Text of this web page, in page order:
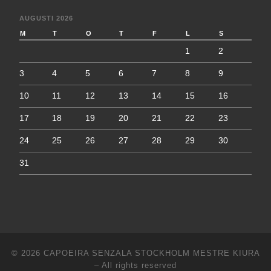
AUGUSTI 2026
M T O T F L S
1 2
3 4 5 6 7 8 9
10 11 12 13 14 15 16
17 18 19 20 21 22 23
24 25 26 27 28 29 30
31
© 2026 CAPOEIRA SENZALA STOCKHOLM MESTRE KIURA
– All rights reserved